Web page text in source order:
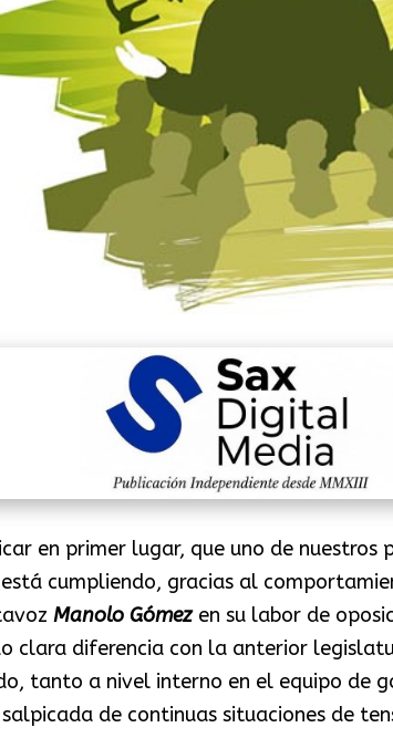
en primer lugar, que uno de nuestros
cumpliendo, gracias al
Manolo Gómezen su labor de
clara diferencia con la anterior
tanto a nivel interno en el equipo de
de continuas situaciones de